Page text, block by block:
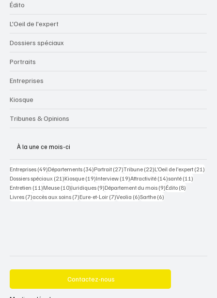
Édito
L'Oeil de l'expert
Dossiers spéciaux
Portraits
Entreprises
Kiosque
Tribunes & Opinions
À la une ce mois-ci
Entreprises (49)49 posts
Départements (34)34 posts
Portrait (27)27 posts
Tribune (22)22 posts
L’Oeil de l’expert (21)
Dossiers spéciaux (21)21 posts
Kiosque (19)19 posts
Interview (19)19 posts
Attractivité (14)14 posts
santé (11)
Entretien (11)11 posts
Meuse (10)10 posts
Juridiques (9)9 posts
Département du mois (9)9 posts
Édito (8)
Livres (7)7 posts
accès aux soins (7)7 posts
Eure-et-Loir (7)7 posts
Veolia (6)6 posts
Sarthe (6)
Contactez-nous